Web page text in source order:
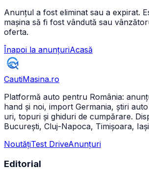
Anunțul a fost eliminat sau a expirat.
mașina să fi fost vândută sau
oferta.
Înapoi la anunțuriAcasă
CautiMasina.ro
Platformă auto pentru România:
hand și noi, import Germania, știri
uri, topuri și ghiduri de cumpărare.
București, Cluj-Napoca, Timișoara,
NoutățiTest DriveAnunțuri
Editorial